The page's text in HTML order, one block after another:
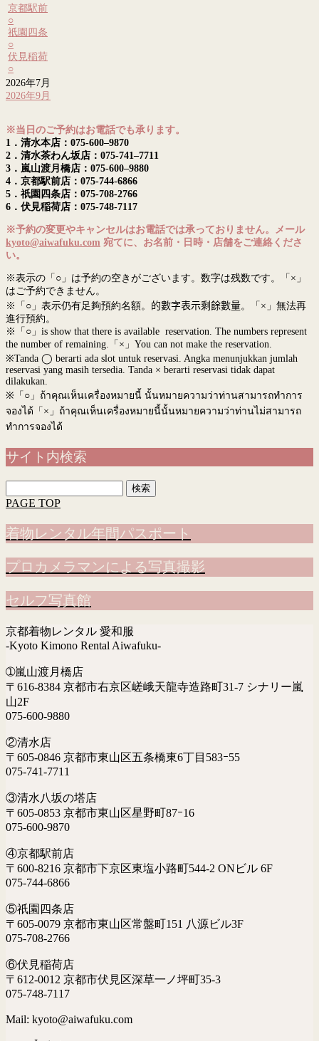
京都駅前
○
祇園四条
○
伏見稲荷
○
2026年7月
2026年9月
※当日のご予約はお電話でも承ります。
1．清水本店：075-600–9870
2．清水茶わん坂店：075-741–7711
3．嵐山渡月橋店：075-600–9880
4．京都駅前店：075-744-6866
5．祇園四条店：075-708-2766
6．伏見稲荷店：075-748-7117
※予約の変更やキャンセルはお電話では承っておりません。メール
kyoto@aiwafuku.com 宛てに、お名前・日時・店舗をご連絡くださ
い。
※表示の「○」は予約の空きがございます。数字は残数です。「×」
はご予約できません。
※「○」表示仍有足夠預約名額。 的數字表示剩餘數量。「×」無法再
進行預約。
※「○」is show that there is available reservation. The numbers represent
the number of remaining.「×」You can not make the reservation.
※Tanda ◯ berarti ada slot untuk reservasi. Angka menunjukkan jumlah
reservasi yang masih tersedia. Tanda × berarti reservasi tidak dapat
dilakukan.
※ 「○」ถ้าคุณเห็นเครื่องหมายนี้ นั้นหมายความว่าท่านสามารถทำการ
จองได้「×」ถ้าคุณเห็นเครื่องหมายนี้นั้นหมายความว่าท่านไม่สามารถ
ทำการจองได้
サイト内検索
索:
PAGE TOP
着物レンタル年間パスポート
プロカメラマンによる写真撮影
セルフ写真館
京都着物レンタル 愛和服
-Kyoto Kimono Rental Aiwafuku-
➀嵐山渡月橋店
〒616-8384 京都市右京区嵯峨天龍寺造路町31-7 シナリー嵐
山2F
075-600-9880
②清水店
〒605-0846 京都市東山区五条橋東6丁目583ｰ55
075-741-7711
③清水八坂の塔店
〒605-0853 京都市東山区星野町87ｰ16
075-600-9870
④京都駅前店
〒600-8216 京都市下京区東塩小路町544-2 ONビル 6F
075-744-6866
⑤祇園四条店
〒605-0079 京都市東山区常盤町151 八源ビル3F
075-708-2766
⑥伏見稲荷店
〒612-0012 京都市伏見区深草一ノ坪町35-3
075-748-7117
Mail: kyoto@aiwafuku.com